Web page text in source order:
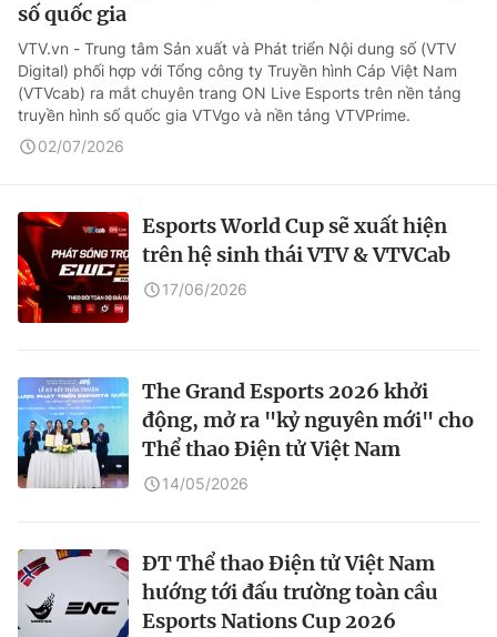
số quốc gia
VTV.vn - Trung tâm Sản xuất và Phát triển Nội dung số (VTV
Digital) phối hợp với Tổng công ty Truyền hình Cáp Việt Nam
(VTVcab) ra mắt chuyên trang ON Live Esports trên nền tảng
truyền hình số quốc gia VTVgo và nền tảng VTVPrime.
02/07/2026
Esports World Cup sẽ xuất hiện
trên hệ sinh thái VTV & VTVCab
17/06/2026
The Grand Esports 2026 khởi
động, mở ra "kỷ nguyên mới" cho
Thể thao Điện tử Việt Nam
14/05/2026
ĐT Thể thao Điện tử Việt Nam
hướng tới đấu trường toàn cầu
Esports Nations Cup 2026